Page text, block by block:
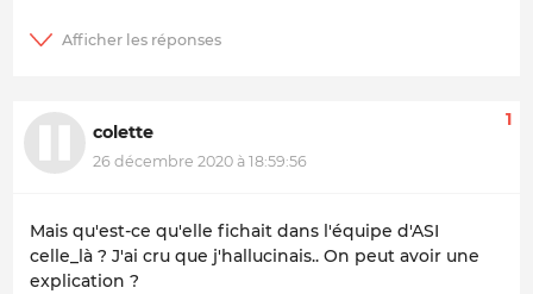
colette
26 décembre 2020 à 18:59:56
1
Mais qu'est-ce qu'elle fichait dans l'équipe d'ASI
celle_là ? J'ai cru que j'hallucinais.. On peut avoir une
explication ?